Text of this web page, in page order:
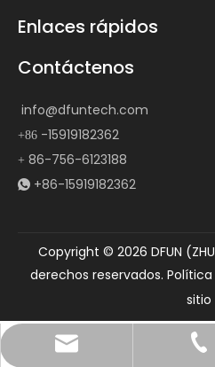
+86-756-
+86
Enlaces rápidos
Contáctenos
info@dfuntech.com
+86 -15919182362
+ 86-756-6123188
 +86-15919182362
Copyright © 2026 DFUN
derechos reservados.
sitio